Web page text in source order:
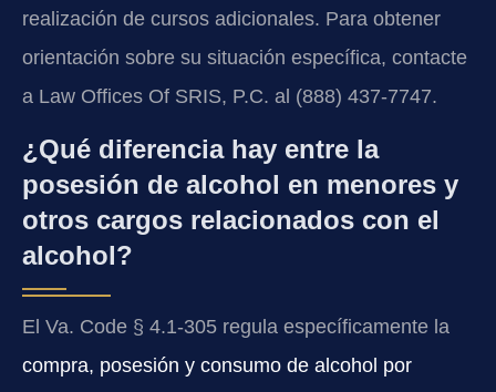
realización de cursos adicionales. Para obtener
orientación sobre su situación específica, contacte
a Law Offices Of SRIS, P.C. al (888) 437-7747.
¿Qué diferencia hay entre la
posesión de alcohol en menores y
otros cargos relacionados con el
alcohol?
El Va. Code § 4.1-305 regula específicamente la
compra, posesión y consumo de alcohol por